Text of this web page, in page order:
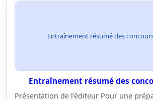
Entraînement résumé des
Entraînement résumé des
Présentation de l'éditeur Pour une